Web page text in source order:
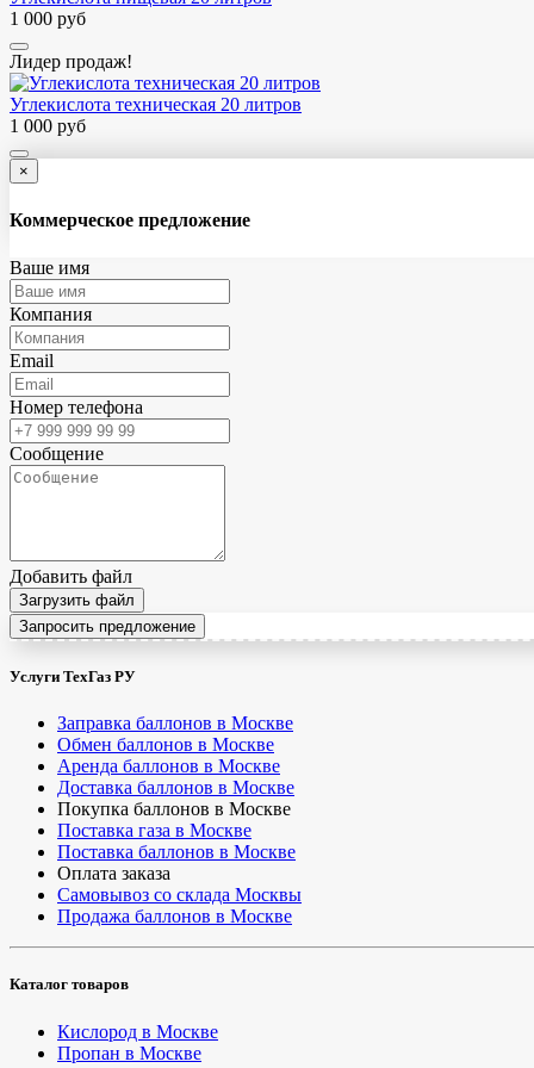
1 000 руб
Лидер продаж!
Углекислота техническая 20 литров
1 000 руб
×
Коммерческое предложение
Ваше имя
Компания
Email
Номер телефона
Сообщение
Добавить файл
Загрузить файл
Запросить предложение
Услуги ТехГаз РУ
Заправка баллонов в Москве
Обмен баллонов в Москве
Аренда баллонов в Москве
Доставка баллонов в Москве
Покупка баллонов в Москве
Поставка газа в Москве
Поставка баллонов в Москве
Оплата заказа
Самовывоз со склада Москвы
Продажа баллонов в Москве
Каталог товаров
Кислород в Москве
Пропан в Москве